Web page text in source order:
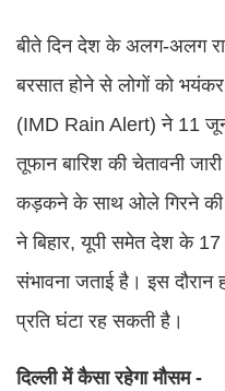
बीते दिन देश के अलग-अलग
बरसात होने से लोगों को भयंकर
(IMD Rain Alert) ने 11
तूफान बारिश की चेतावनी
कड़कने के साथ ओले गिरने की
ने बिहार, यूपी समेत देश के 17
संभावना जताई है। इस दौरान
प्रति घंटा रह सकती है।
दिल्ली में कैसा रहेगा मौसम -